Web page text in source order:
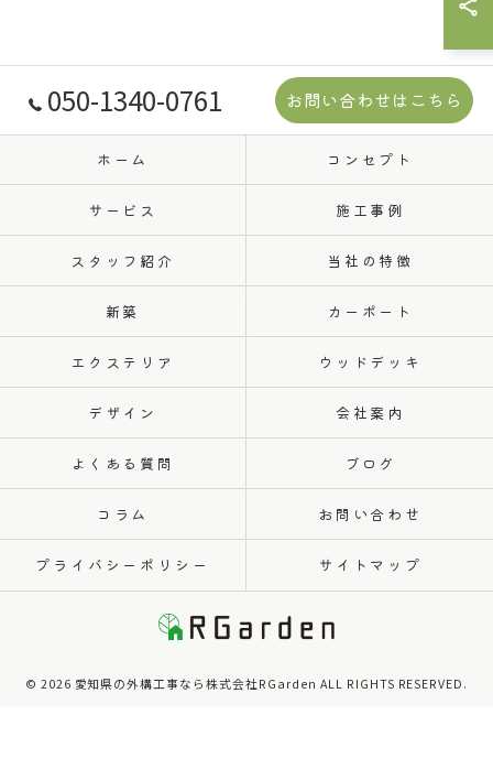
050-1340-0761 お問い合わせはこちら
ホーム コンセプト
サービス 施工事例
スタッフ紹介 当社の特徴
新築 カーポート
エクステリア ウッドデッキ
デザイン 会社案内
よくある質問 ブログ
コラム お問い合わせ
プライバシーポリシー サイトマップ
© 2026 愛知県の外構工事なら株式会社RGarden ALL RIGHTS RESERVED.